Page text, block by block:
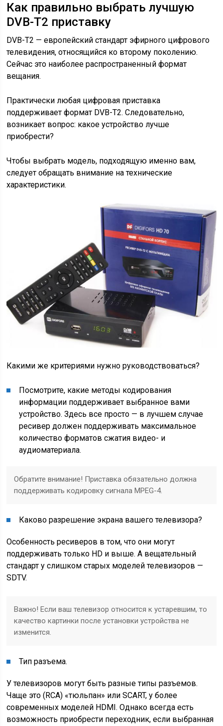
Как правильно выбрать лучшую
DVB-T2 приставку
DVB-T2 — европейский стандарт эфирного цифрового
телевидения, относящийся ко второму поколению.
Сейчас это наиболее распространенный формат
вещания.
Практически любая цифровая приставка
поддерживает формат DVB-T2. Следовательно,
возникает вопрос: какое устройство лучше
приобрести?
Чтобы выбрать модель, подходящую именно вам,
следует обращать внимание на технические
характеристики.
Какими же критериями нужно руководствоваться?
Посмотрите, какие методы кодирования
информации поддерживает выбранное вами
устройство. Здесь все просто — в лучшем случае
ресивер должен поддерживать максимальное
количество форматов сжатия видео- и
аудиоматериала.
Обратите внимание! Приставка обязательно должна
поддерживать кодировку сигнала MPEG-4.
Каково разрешение экрана вашего телевизора?
Особенность ресиверов в том, что они могут
поддерживать только HD и выше. А вещательный
стандарт у слишком старых моделей телевизоров —
SDTV.
Важно! Если ваш телевизор относится к устаревшим, то
качество картинки после установки устройства не
изменится.
Тип разъема.
У телевизоров могут быть разные типы разъемов.
Чаще это (RCA) «тюльпан» или SCART, у более
современных моделей HDMI. Однако всегда есть
возможность приобрести переходник, если выбранная